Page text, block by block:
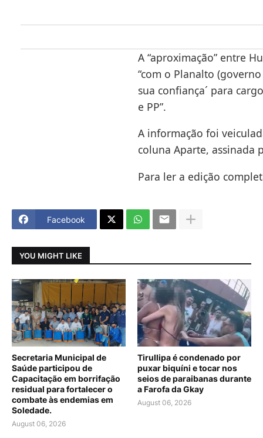
A “aproximação” entre
“com o Planalto
sua confiança´ para
e PP”.
A informação foi
coluna Aparte, assinada
Para ler a edição
Facebook
YOU MIGHT LIKE
Secretaria Municipal de
Saúde participou de
Capacitação em borrifação
residual para fortalecer o
combate às endemias em
Soledade.
August 06, 2026
Tirullipa é condenado por
puxar biquíni e tocar nos
seios de paraibanas durante
a Farofa da Gkay
August 06, 2026